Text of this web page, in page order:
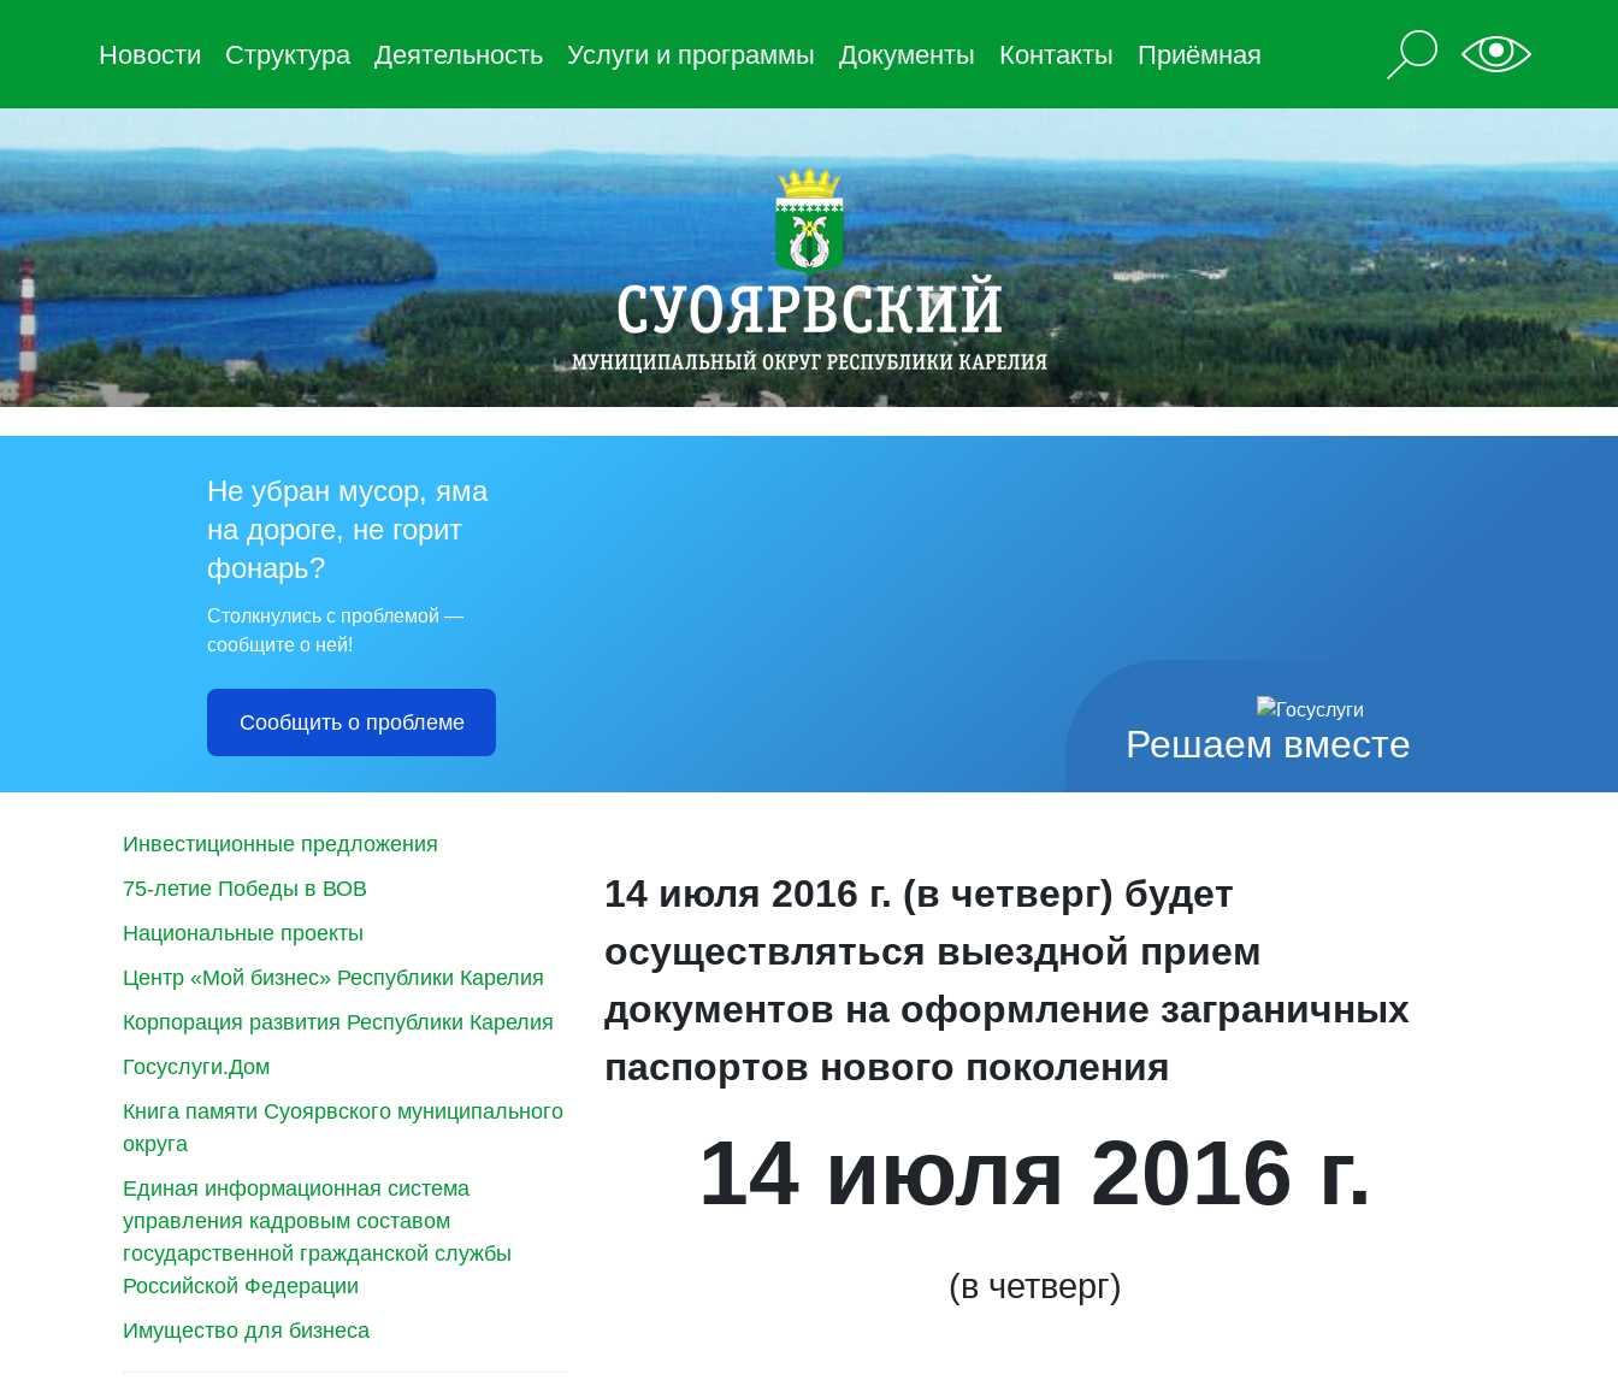
Новости Структура Деятельность Услуги и программы Документы Контакты Приёмная
Решаем вместе
Не убран мусор, яма
на дороге, не горит
фонарь?
Столкнулись с проблемой —
сообщите о ней!
Сообщить о проблеме
Инвестиционные предложения
75-летие Победы в ВОВ
Национальные проекты
Центр «Мой бизнес» Республики Карелия
Корпорация развития Республики Карелия
Госуслуги.Дом
Книга памяти Суоярвского муниципального
округа
Единая информационная система
управления кадровым составом
государственной гражданской службы
Российской Федерации
Имущество для бизнеса
14 июля 2016 г. (в четверг) будет
осуществляться выездной прием
документов на оформление заграничных
паспортов нового поколения
14 июля 2016 г.
(в четверг)